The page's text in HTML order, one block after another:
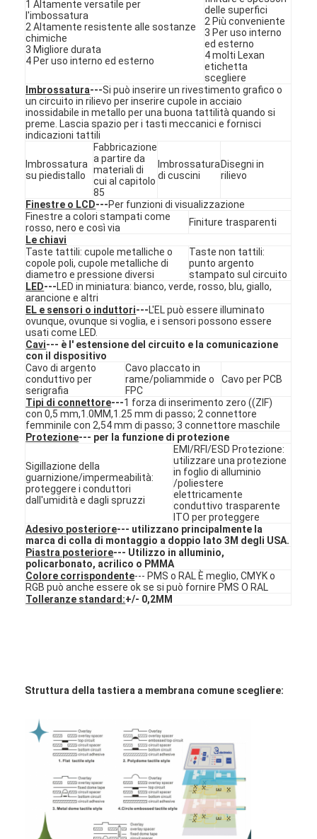
Commutatore di membrana di FPC
Interruttore a membrana impermeabile
Interruttore a membrana per la stampa digitale
interruttore a membrana retroilluminato
Sovrapposizione grafica
Commutatore di membrana medico
Interruttore a membrana piatta
Interruttore di membrana ESD
Interruttore a membrana LCD
Commutatore di membrana capacitivo
Interruttore di membrana per PCB e gomma di silicone
Imballaggi di pellicola protettiva e carta tracciante
1 Altamente versatile per
l'imbossatura
2 Altamente resistente alle sostanze
chimiche
3 Migliore durata
4 Per uso interno ed esterno
delle superfici
2 Più conveniente
3 Per uso interno
ed esterno
4 molti Lexan
etichetta
scegliere
Imbrossatura---Si può inserire un rivestimento grafico o
un circuito in rilievo per inserire cupole in acciaio
inossidabile in metallo per una buona tattilità quando si
preme. Lascia spazio per i tasti meccanici e fornisci
indicazioni tattili
Imbrossatura
su piedistallo
Fabbricazione
a partire da
materiali di
cui al capitolo
85
Imbrossatura
di cuscini
Disegni in
rilievo
Finestre o LCD---Per funzioni di visualizzazione
Finestre a colori stampati come
rosso, nero e così via
Finiture trasparenti
Le chiavi
Taste tattili: cupole metalliche o
copole poli, cupole metalliche di
diametro e pressione diversi
Taste non tattili:
punto argento
stampato sul circuito
LED---LED in miniatura: bianco, verde, rosso, blu, giallo,
arancione e altri
EL e sensori o induttori---L'EL può essere illuminato
ovunque, ovunque si voglia, e i sensori possono essere
usati come LED.
Cavi--- è l' estensione del circuito e la comunicazione
con il dispositivo
Cavo di argento
conduttivo per
serigrafia
Cavo placcato in
rame/poliammide o
FPC
Cavo per PCB
Tipi di connettore---1 forza di inserimento zero ((ZIF)
con 0,5 mm,1.0MM,1.25 mm di passo; 2 connettore
femminile con 2,54 mm di passo; 3 connettore maschile
Protezione--- per la funzione di protezione
Sigillazione della
guarnizione/impermeabilità:
proteggere i conduttori
dall'umidità e dagli spruzzi
EMI/RFI/ESD Protezione:
utilizzare una protezione
in foglio di alluminio
/poliestere
elettricamente
conduttivo trasparente
ITO per proteggere
Adesivo posteriore--- utilizzano principalmente la
marca di colla di montaggio a doppio lato 3M degli USA.
Piastra posteriore--- Utilizzo in alluminio,
policarbonato, acrilico o PMMA
Colore corrispondente--- PMS o RAL È meglio, CMYK o
RGB può anche essere ok se si può fornire PMS O RAL
Tolleranze standard:+/- 0,2MM
Struttura della tastiera a membrana comune scegliere: